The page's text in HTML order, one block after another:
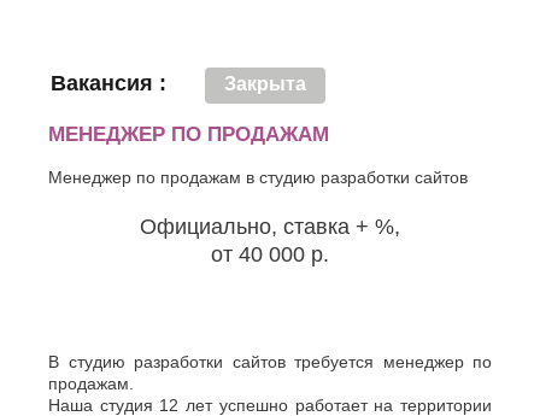
Вакансия : Закрыта
МЕНЕДЖЕР ПО ПРОДАЖАМ
Менеджер по продажам в студию разработки сайтов
Официально, ставка + %,
от 40 000 р.
В студию разработки сайтов требуется менеджер по
продажам.
Наша студия 12 лет успешно работает на территории